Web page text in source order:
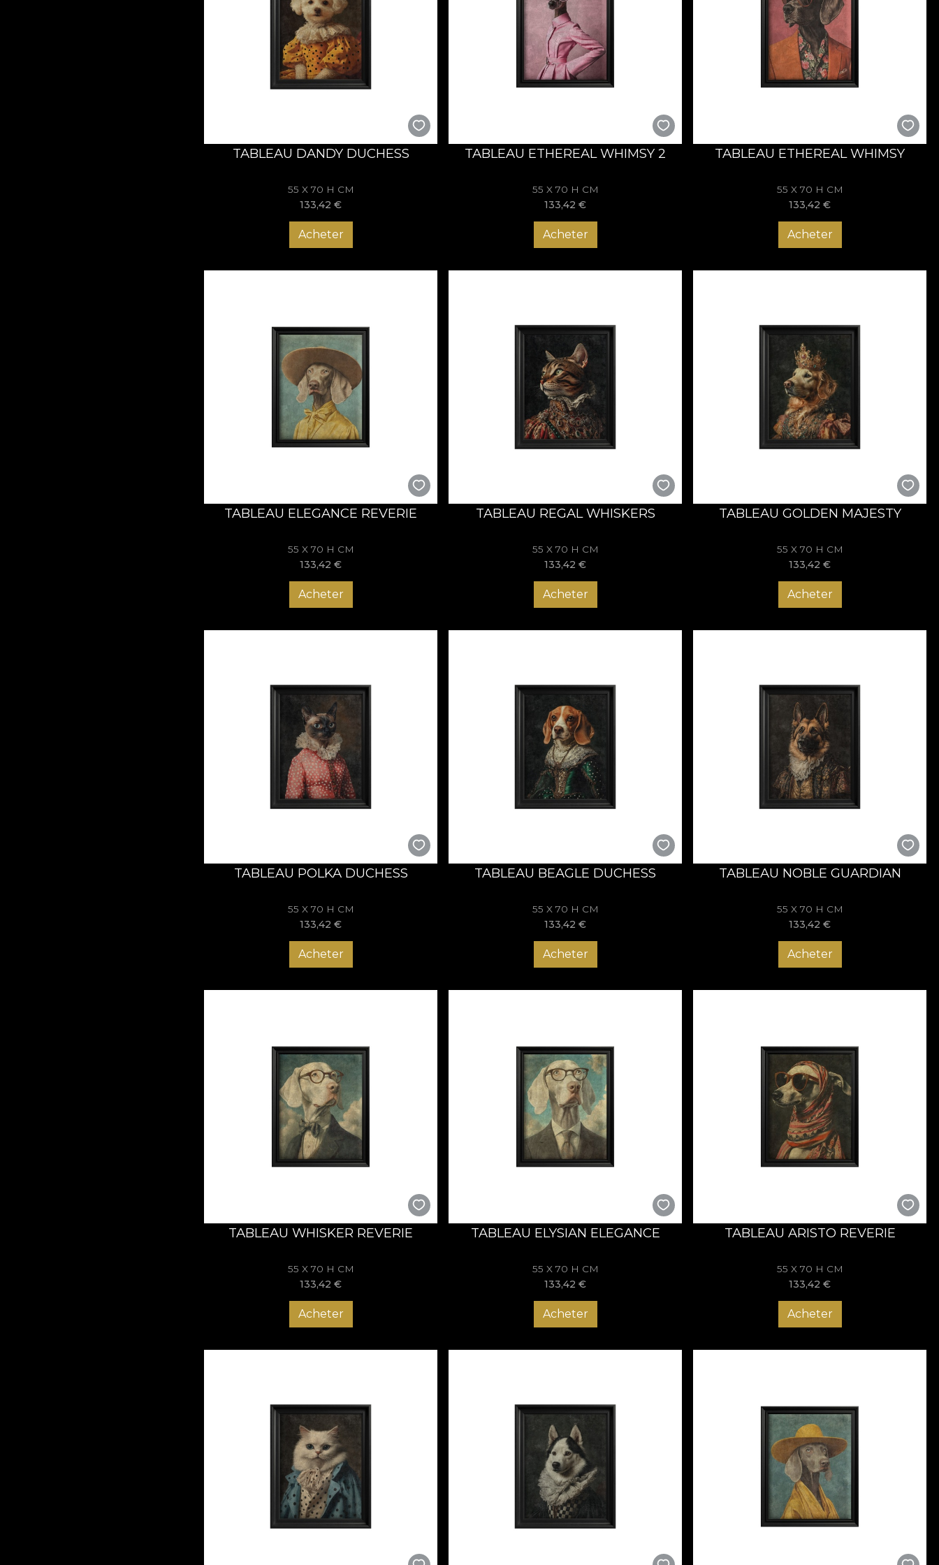
House of VLAdiLAreunește arta, designul și emoția într-un univers estetic distinct. Cu fiecare colecție, brandul explorează noi forme de
expresie vizuală – de la tapet și textile la tablouri și piese de mobilier. Colecția
Aristopets
reflectă bucuria de a combina spiritul artistic cu
autoironia, oferind spațiilor o aură de rafinament, curaj și originalitate.
Aristopets – noblețe cu zâmbet
într-o poveste contemporană despre stil, personalitate și libertatea de a fi diferit. Descoperă colecția
și lasă arta să-ți zâmbească
TABLEAU DANDY DUCHESS
55 X 70 H CM
133,42€
Acheter
TABLEAU ETHEREAL WHIMSY 2
55 X 70 H CM
133,42€
Acheter
TABLEAU ETHEREAL WHIMSY
55 X 70 H CM
133,42€
Acheter
TABLEAU ELEGANCE REVERIE
55 X 70 H CM
133,42€
Acheter
TABLEAU REGAL WHISKERS
55 X 70 H CM
133,42€
Acheter
TABLEAU GOLDEN MAJESTY
55 X 70 H CM
133,42€
Acheter
TABLEAU POLKA DUCHESS
55 X 70 H CM
133,42€
Acheter
TABLEAU BEAGLE DUCHESS
55 X 70 H CM
133,42€
Acheter
TABLEAU NOBLE GUARDIAN
55 X 70 H CM
133,42€
Acheter
TABLEAU WHISKER REVERIE
55 X 70 H CM
133,42€
Acheter
TABLEAU ELYSIAN ELEGANCE
55 X 70 H CM
133,42€
Acheter
TABLEAU ARISTO REVERIE
55 X 70 H CM
133,42€
Acheter